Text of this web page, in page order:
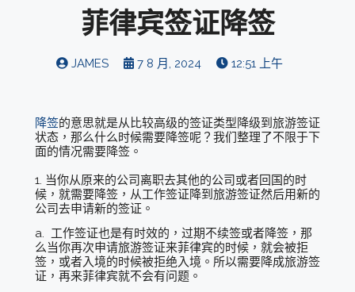
菲律宾签证降签
JAMES 7 8 月, 2024 12:51 上午
降签的意思就是从比较高级的签证类型降级到旅游签证
状态，那么什么时候需要降签呢？我们整理了不限于下
面的情况需要降签。
1. 当你从原来的公司离职去其他的公司或者回国的时
候，就需要降签，从工作签证降到旅游签证然后用新的
公司去申请新的签证。
a. 工作签证也是有时效的，过期不续签或者降签，那
么当你再次申请旅游签证来菲律宾的时候，就会被拒
签，或者入境的时候被拒绝入境。所以需要降成旅游签
证，再来菲律宾就不会有问题。